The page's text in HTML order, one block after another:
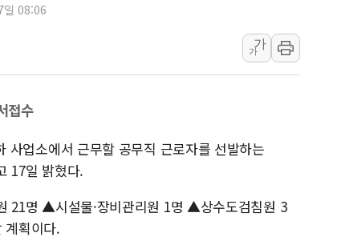
트럼프 "금리 내려야"…파월 때와 달리 워시엔 톤 낮
특정 정치인 측근 포항시 정책특보 내정설...포항시 '
트럼프, 中 겨냥 폴리실리콘 관세 15% 부과…美 태
이란와이어 "이란 최고지도자 위독…곧 사망해도
남동발전, 해남군에 국내 최대 규모 400MW 태양
[인도증시] 중동 불안 속 유가 상승에 소폭 하락...
일 08:06
가
가
접수
업소에서 근무할 공무직 근로자를 선발하는
17일 밝혔다.
21명 ▲시설물·장비관리원 1명 ▲상수도검침원 3
획이다.